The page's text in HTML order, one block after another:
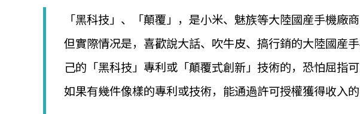
顧
問
│
專
利
佈
局
「黑科技」、「顛覆」，是小米、魅族等大陸國産手機廠
但實際情况是，喜歡說大話、吹牛皮、搞行銷的大陸國産
己的「黑科技」專利或「顛覆式創新」技術的，恐怕屈指可
如果有幾件像樣的專利或技術，能通過許可授權獲得收入的